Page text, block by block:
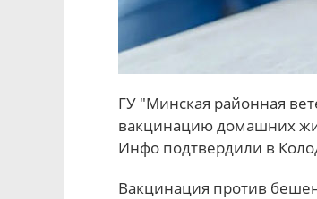
ГУ "Минская районная
вакцинацию домашних
Инфо подтвердили в
Вакцинация против